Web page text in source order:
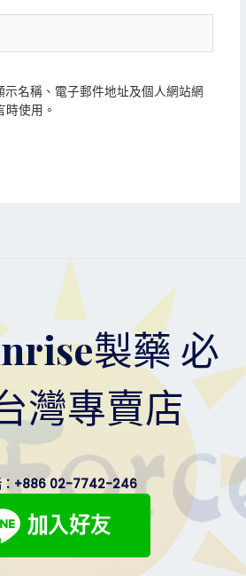
示名稱、電子郵件地址及個人網站網
使用。
製藥 必
灣專賣店
+886 02-7742-246